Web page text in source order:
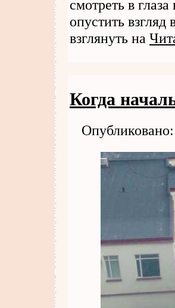
смотреть в
опустить взгляд
взглянуть на
Когда